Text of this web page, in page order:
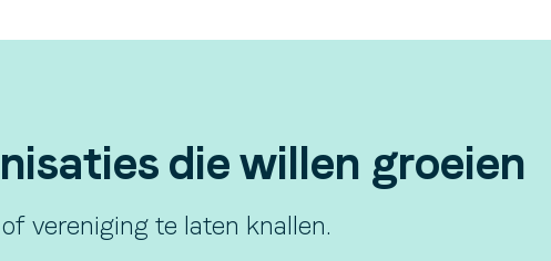
die willen groeien
vereniging te laten knallen.